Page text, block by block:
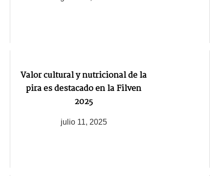
Valor cultural y nutricional de la
pira es destacado en la Filven
2025
julio 11, 2025